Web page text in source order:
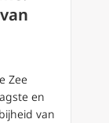
Zee
en
van